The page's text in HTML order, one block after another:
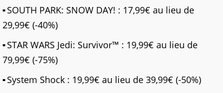
SOUTH PARK: SNOW DAY! : 17,99€ au lieu de
29,99€ (-40%)
STAR WARS Jedi: Survivor™ : 19,99€ au lieu de
79,99€ (-75%)
System Shock : 19,99€ au lieu de 39,99€ (-50%)